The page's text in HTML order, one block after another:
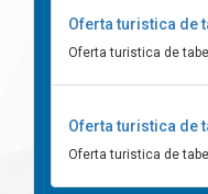
Oferta turistica de
Oferta turistica de
Oferta turistica de
Oferta turistica de